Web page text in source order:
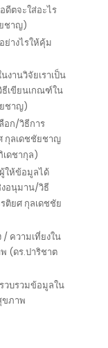
ดีตจะใส่อะไร
ชาญ)
างไรให้คุ้ม
งานวิจัยเราเป็น
เขียนเกณฑ์ใน
ยชาญ)
อก/วิธีการ
กุลเดชชัยชาญ
ดชากุล)
ให้ข้อมูลได้
งอนุมาน/วิธี
ติยศ กุลเดชชัย
/ ความเที่ยงใน
(ดร.ปาริชาต
รวบรวมข้อมูลใน
ขภาพ